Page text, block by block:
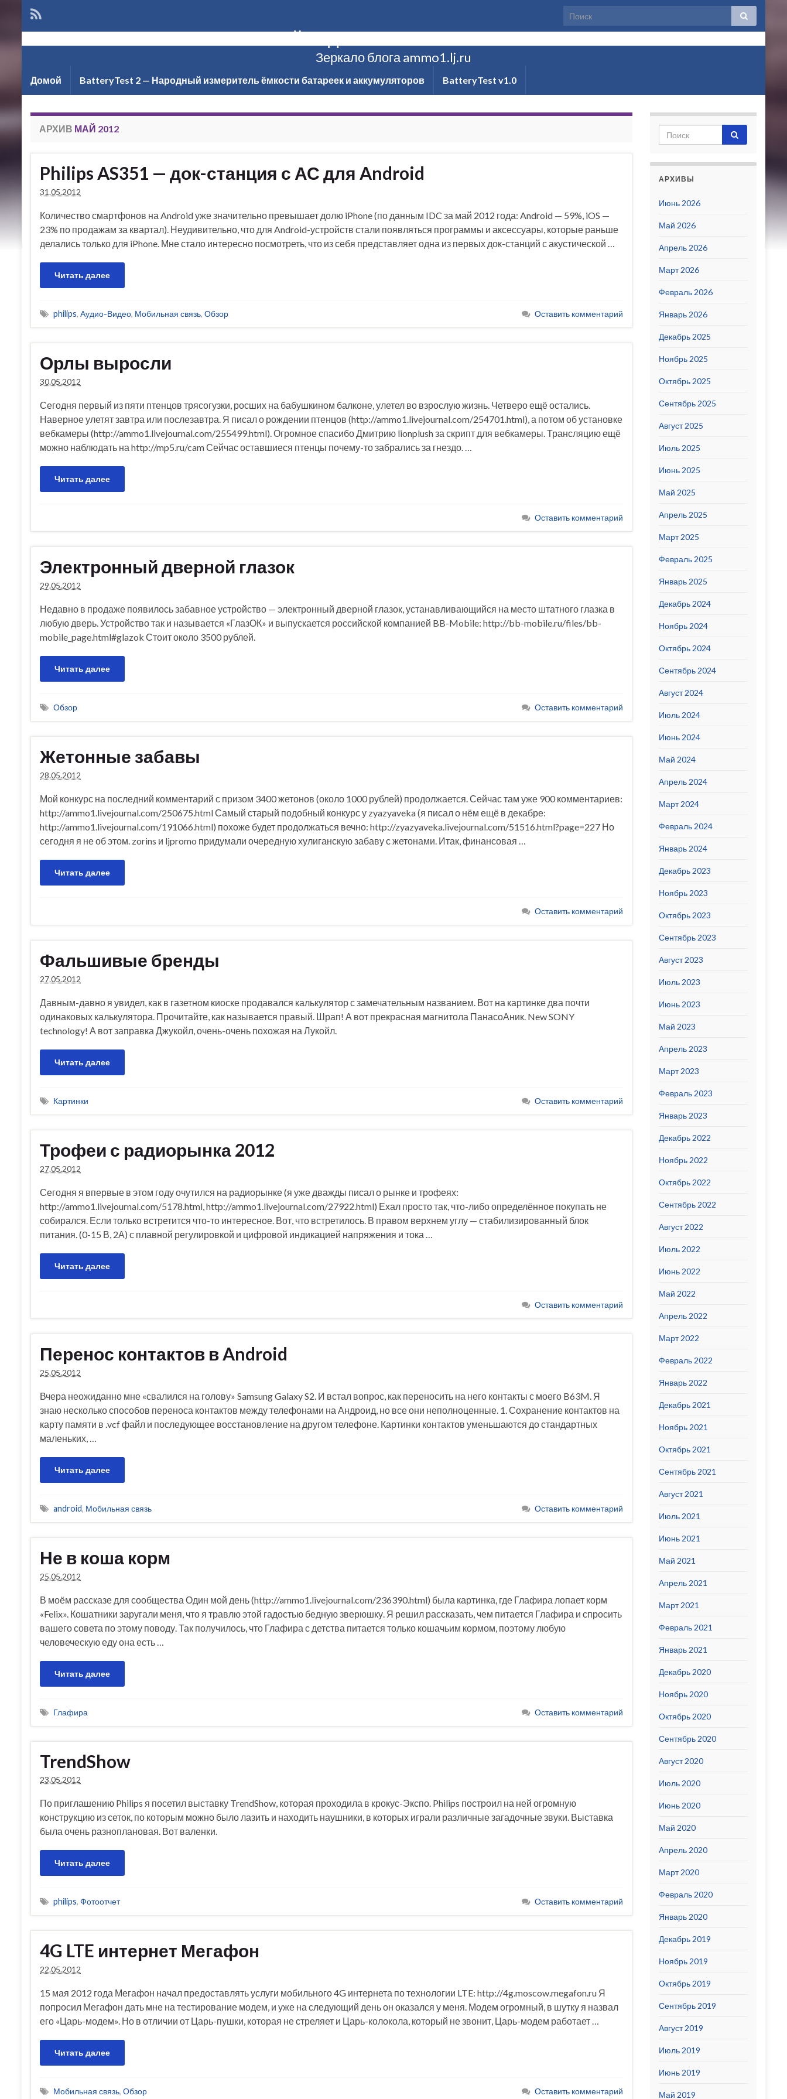
Алексей Надёжин о технике и не только
Зеркало блога ammo1.lj.ru
Домой BatteryTest 2 — Народный измеритель ёмкости батареек и аккумуляторов BatteryTest v1.0
АРХИВ МАЙ 2012
Philips AS351 — док-станция с АС для Android
31.05.2012
Количество смартфонов на Android уже значительно превышает долю iPhone (по данным IDC за май 2012 года: Android — 59%, iOS —
23% по продажам за квартал). Неудивительно, что для Android-устройств стали появляться программы и аксессуары, которые раньше
делались только для iPhone. Мне стало интересно посмотреть, что из себя представляет одна из первых док-станций с акустической …
Читать далее
philips, Аудио-Видео, Мобильная связь, Обзор Оставить комментарий
Орлы выросли
30.05.2012
Сегодня первый из пяти птенцов трясогузки, росших на бабушкином балконе, улетел во взрослую жизнь. Четверо ещё остались.
Наверное улетят завтра или послезавтра. Я писал о рождении птенцов (http://ammo1.livejournal.com/254701.html), а потом об установке
вебкамеры (http://ammo1.livejournal.com/255499.html). Огромное спасибо Дмитрию lionplush за скрипт для вебкамеры. Трансляцию ещё
можно наблюдать на http://mp5.ru/cam Сейчас оставшиеся птенцы почему-то забрались за гнездо. …
Читать далее
Оставить комментарий
Электронный дверной глазок
29.05.2012
Недавно в продаже появилось забавное устройство — электронный дверной глазок, устанавливающийся на место штатного глазка в
любую дверь. Устройство так и называется «ГлазОК» и выпускается российской компанией BB-Mobile: http://bb-mobile.ru/files/bb-
mobile_page.html#glazok Стоит около 3500 рублей.
Читать далее
Обзор Оставить комментарий
Жетонные забавы
28.05.2012
Мой конкурс на последний комментарий с призом 3400 жетонов (около 1000 рублей) продолжается. Сейчас там уже 900 комментариев:
http://ammo1.livejournal.com/250675.html Самый старый подобный конкурс у zyazyaveka (я писал о нём ещё в декабре:
http://ammo1.livejournal.com/191066.html) похоже будет продолжаться вечно: http://zyazyaveka.livejournal.com/51516.html?page=227 Но
сегодня я не об этом. zorins и ljpromo придумали очередную хулиганскую забаву с жетонами. Итак, финансовая …
Читать далее
Оставить комментарий
Фальшивые бренды
27.05.2012
Давным-давно я увидел, как в газетном киоске продавался калькулятор с замечательным названием. Вот на картинке два почти
одинаковых калькулятора. Прочитайте, как называется правый. Шрап! А вот прекрасная магнитола ПанасоАник. New SONY
technology! А вот заправка Джукойл, очень-очень похожая на Лукойл.
Читать далее
Картинки Оставить комментарий
Трофеи с радиорынка 2012
27.05.2012
Сегодня я впервые в этом году очутился на радиорынке (я уже дважды писал о рынке и трофеях:
http://ammo1.livejournal.com/5178.html, http://ammo1.livejournal.com/27922.html) Ехал просто так, что-либо определённое покупать не
собирался. Если только встретится что-то интересное. Вот, что встретилось. В правом верхнем углу — стабилизированный блок
питания. (0-15 В, 2А) с плавной регулировкой и цифровой индикацией напряжения и тока …
Читать далее
Оставить комментарий
Перенос контактов в Android
25.05.2012
Вчера неожиданно мне «свалился на голову» Samsung Galaxy S2. И встал вопрос, как переносить на него контакты с моего B63M. Я
знаю несколько способов переноса контактов между телефонами на Андроид, но все они неполноценные. 1. Сохранение контактов на
карту памяти в .vcf файл и последующее восстановление на другом телефоне. Картинки контактов уменьшаются до стандартных
маленьких, …
Читать далее
android, Мобильная связь Оставить комментарий
Не в коша корм
25.05.2012
В моём рассказе для сообщества Один мой день (http://ammo1.livejournal.com/236390.html) была картинка, где Глафира лопает корм
«Felix». Кошатники заругали меня, что я травлю этой гадостью бедную зверюшку. Я решил рассказать, чем питается Глафира и спросить
вашего совета по этому поводу. Так получилось, что Глафира с детства питается только кошачьим кормом, поэтому любую
человеческую еду она есть …
Читать далее
Глафира Оставить комментарий
TrendShow
23.05.2012
По приглашению Philips я посетил выставку TrendShow, которая проходила в крокус-Экспо. Philips построил на ней огромную
конструкцию из сеток, по которым можно было лазить и находить наушники, в которых играли различные загадочные звуки. Выставка
была очень разноплановая. Вот валенки.
Читать далее
philips, Фотоотчет Оставить комментарий
4G LTE интернет Мегафон
22.05.2012
15 мая 2012 года Мегафон начал предоставлять услуги мобильного 4G интернета по технологии LTE: http://4g.moscow.megafon.ru Я
попросил Мегафон дать мне на тестирование модем, и уже на следующий день он оказался у меня. Модем огромный, в шутку я назвал
его «Царь-модем». Но в отличии от Царь-пушки, которая не стреляет и Царь-колокола, который не звонит, Царь-модем работает …
Читать далее
Мобильная связь, Обзор Оставить комментарий
АРХИВЫ
Июнь 2026
Май 2026
Апрель 2026
Март 2026
Февраль 2026
Январь 2026
Декабрь 2025
Ноябрь 2025
Октябрь 2025
Сентябрь 2025
Август 2025
Июль 2025
Июнь 2025
Май 2025
Апрель 2025
Март 2025
Февраль 2025
Январь 2025
Декабрь 2024
Ноябрь 2024
Октябрь 2024
Сентябрь 2024
Август 2024
Июль 2024
Июнь 2024
Май 2024
Апрель 2024
Март 2024
Февраль 2024
Январь 2024
Декабрь 2023
Ноябрь 2023
Октябрь 2023
Сентябрь 2023
Август 2023
Июль 2023
Июнь 2023
Май 2023
Апрель 2023
Март 2023
Февраль 2023
Январь 2023
Декабрь 2022
Ноябрь 2022
Октябрь 2022
Сентябрь 2022
Август 2022
Июль 2022
Июнь 2022
Май 2022
Апрель 2022
Март 2022
Февраль 2022
Январь 2022
Декабрь 2021
Ноябрь 2021
Октябрь 2021
Сентябрь 2021
Август 2021
Июль 2021
Июнь 2021
Май 2021
Апрель 2021
Март 2021
Февраль 2021
Январь 2021
Декабрь 2020
Ноябрь 2020
Октябрь 2020
Сентябрь 2020
Август 2020
Июль 2020
Июнь 2020
Май 2020
Апрель 2020
Март 2020
Февраль 2020
Январь 2020
Декабрь 2019
Ноябрь 2019
Октябрь 2019
Сентябрь 2019
Август 2019
Июль 2019
Июнь 2019
Май 2019